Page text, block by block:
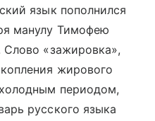
язык пополнился
манулу Тимофею
Слово «зажировка»,
жирового
периодом,
русского языка